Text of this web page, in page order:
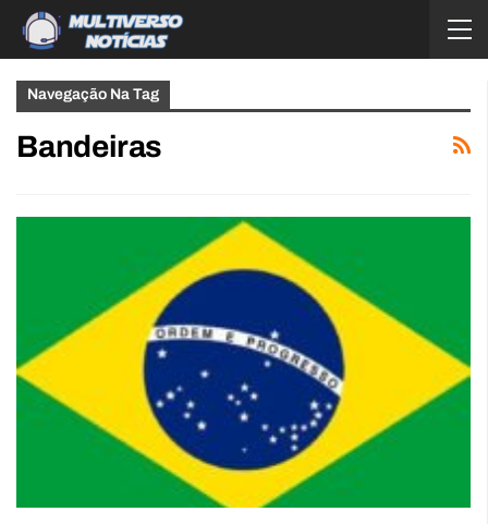
Navegação Na Tag
Bandeiras